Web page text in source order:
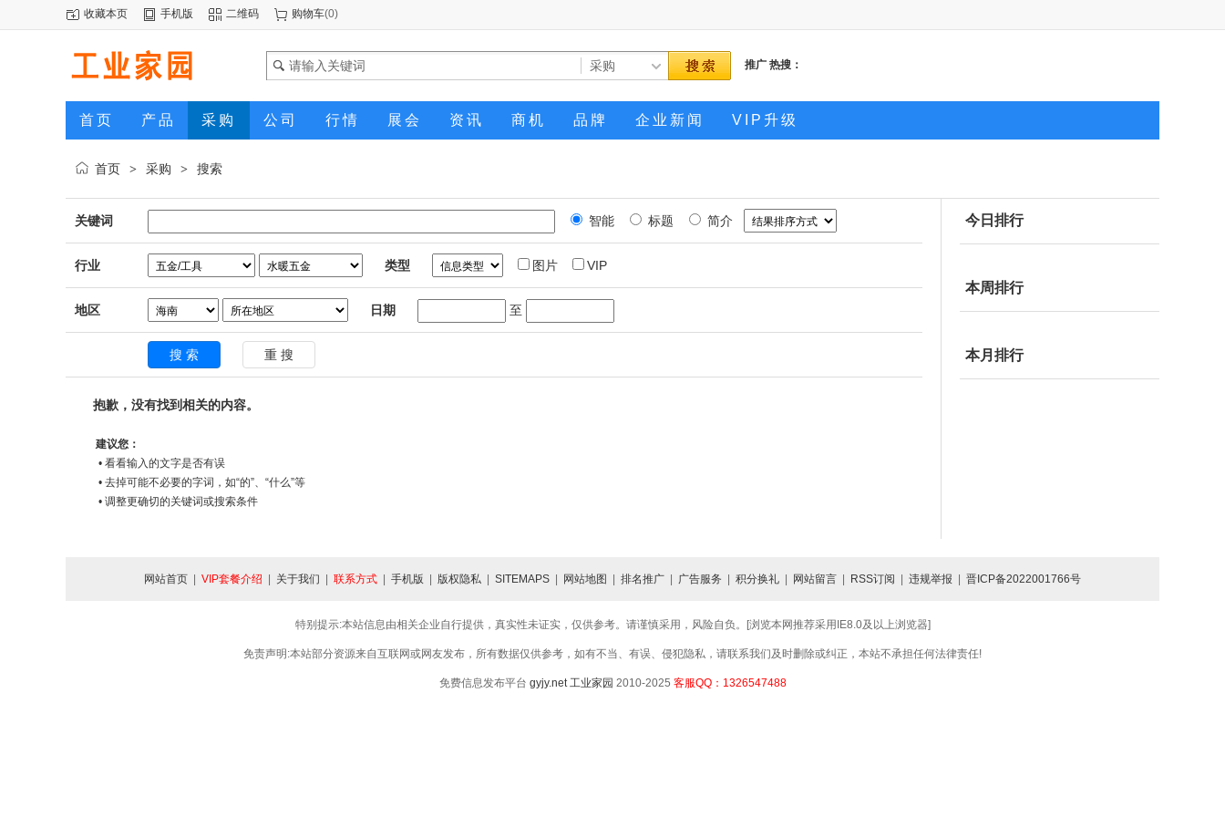
收藏本页 手机版 二维码 购物车(0)
推广 热搜：
首页 产品 采购 公司 行情 展会 资讯 商机 品牌 企业新闻 VIP升级
首页 > 采购 > 搜索
关键词 智能 标题 简介
行业 类型 图片 VIP
地区 日期 至
抱歉，没有找到相关的内容。
建议您：
• 看看输入的文字是否有误
• 去掉可能不必要的字词，如“的”、“什么”等
• 调整更确切的关键词或搜索条件
今日排行
本周排行
本月排行
网站首页 VIP套餐介绍 关于我们 联系方式 手机版 版权隐私 SITEMAPS 网站地图 排名推广 广告服务 积分换礼 网站留言 RSS订阅 违规举报 晋ICP备2022001766号
特别提示:本站信息由相关企业自行提供，真实性未证实，仅供参考。请谨慎采用，风险自负。[浏览本网推荐采用IE8.0及以上浏览器]
免责声明:本站部分资源来自互联网或网友发布，所有数据仅供参考，如有不当、有误、侵犯隐私，请联系我们及时删除或纠正，本站不承担任何法律责任!
免费信息发布平台 gyjy.net 工业家园 2010-2025 客服QQ：1326547488